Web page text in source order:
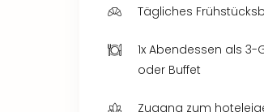
Tägliches
1x Abendessen als
oder Buffet
Zugang zum